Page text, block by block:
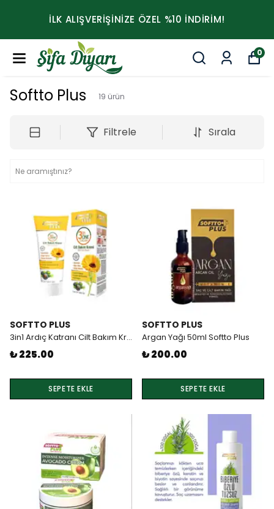
İLK ALIŞVERİŞİNİZE ÖZEL %10 İNDİRİM!
0
Softto Plus 19 ürün
Filtrele Sırala
SOFTTO PLUS
3in1 Ardıç Katranı Cilt Bakım Kremi 50 ml
₺ 225.00
SEPETE EKLE
SOFTTO PLUS
Argan Yağı 50ml Softto Plus
₺ 200.00
SEPETE EKLE